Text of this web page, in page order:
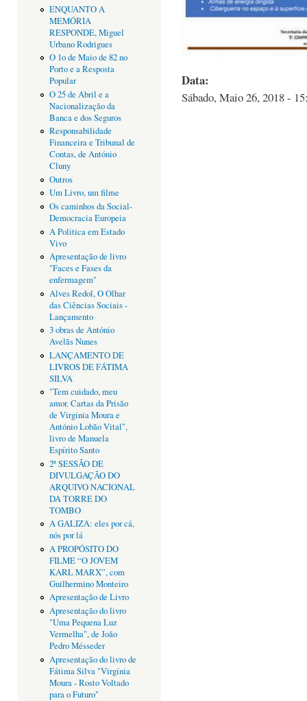
ENQUANTO A
MEMÓRIA
RESPONDE, Miguel
Urbano Rodrigues
O 1o de Maio de 82 no
Porto e a Resposta
Popular
O 25 de Abril e a
Nacionalização da
Banca e dos Seguros
Responsabilidade
Financeira e Tribunal de
Contas, de António
Cluny
Outros
Um Livro, um filme
Os caminhos da Social-
Democracia Europeia
A Politica em Estado
Vivo
Apresentação de livro
"Faces e Fases da
enfermagem"
Alves Redol, O Olhar
das Ciências Sociais -
Lançamento
3 obras de António
Avelãs Nunes
LANÇAMENTO DE
LIVROS DE FÁTIMA
SILVA
"Tem cuidado, meu
amor. Cartas da Prisão
de Virgínia Moura e
António Lobão Vital",
livro de Manuela
Espírito Santo
2ª SESSÃO DE
DIVULGAÇÃO DO
ARQUIVO NACIONAL
DA TORRE DO
TOMBO
A GALIZA: eles por cá,
nós por lá
A PROPÓSITO DO
FILME “O JOVEM
KARL MARX”, com
Guilhermino Monteiro
Apresentação de Livro
Apresentação do livro
"Uma Pequena Luz
Vermelha", de João
Pedro Mésseder
Apresentação do livro de
Fátima Silva "Virgínia
Moura - Rosto Voltado
para o Futuro"
Data:
Sábado, Maio 26, 2018 -